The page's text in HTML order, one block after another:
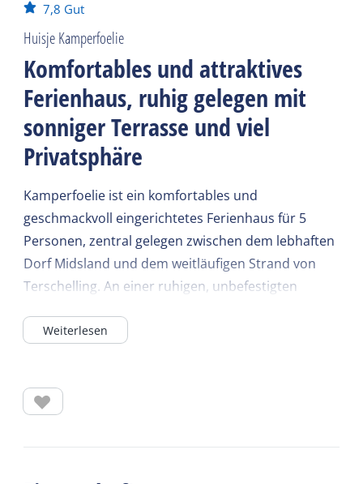
7,8 Gut
Huisje Kamperfoelie
Komfortables und attraktives
Ferienhaus, ruhig gelegen mit
sonniger Terrasse und viel
Privatsphäre
Kamperfoelie ist ein komfortables und
geschmackvoll eingerichtetes Ferienhaus für 5
Personen, zentral gelegen zwischen dem lebhaften
Dorf Midsland und dem weitläufigen Strand von
Terschelling. An einer ruhigen, unbefestigten
Durchgangsverkehr gelegen, bietet das Haus viel
möchten.
Das Haus verfügt über ein geräumiges und helles
Weiterlesen